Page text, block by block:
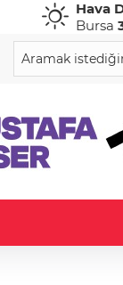
Hava
Bursa
CHF
59,0387%0,81